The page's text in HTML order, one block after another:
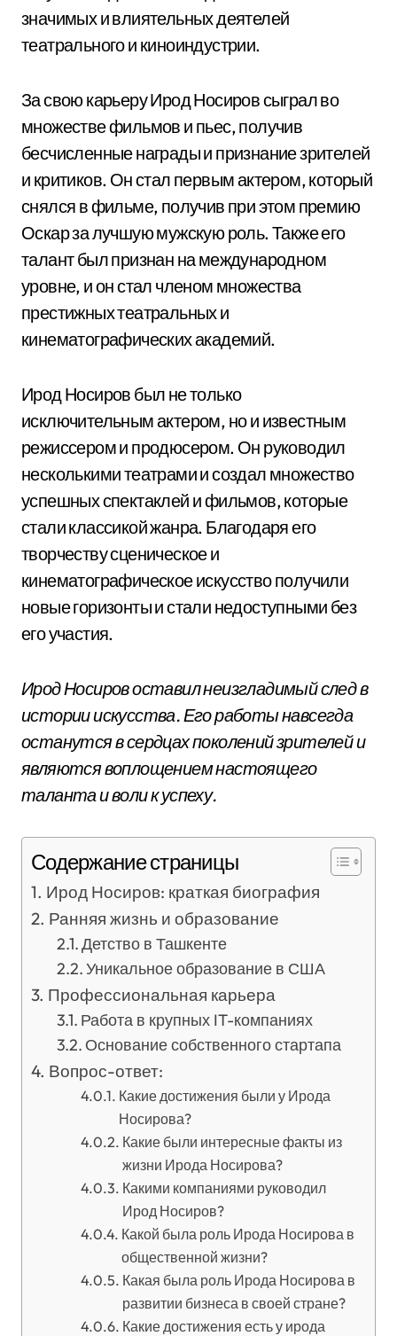
значимых и влиятельных деятелей
театрального и киноиндустрии.
За свою карьеру Ирод Носиров сыграл во
множестве фильмов и пьес, получив
бесчисленные награды и признание зрителей
и критиков. Он стал первым актером, который
снялся в фильме, получив при этом премию
Оскар за лучшую мужскую роль. Также его
талант был признан на международном
уровне, и он стал членом множества
престижных театральных и
кинематографических академий.
Ирод Носиров был не только
исключительным актером, но и известным
режиссером и продюсером. Он руководил
несколькими театрами и создал множество
успешных спектаклей и фильмов, которые
стали классикой жанра. Благодаря его
творчеству сценическое и
кинематографическое искусство получили
новые горизонты и стали недоступными без
его участия.
Ирод Носиров оставил неизгладимый след в
истории искусства. Его работы навсегда
останутся в сердцах поколений зрителей и
являются воплощением настоящего
таланта и воли к успеху.
Содержание страницы
Ирод Носиров: краткая биография
Ранняя жизнь и образование
Детство в Ташкенте
Уникальное образование в США
Профессиональная карьера
Работа в крупных IT-компаниях
Основание собственного стартапа
Вопрос-ответ:
Какие достижения были у Ирода
Носирова?
Какие были интересные факты из
жизни Ирода Носирова?
Какими компаниями руководил
Ирод Носиров?
Какой была роль Ирода Носирова в
общественной жизни?
Какая была роль Ирода Носирова в
развитии бизнеса в своей стране?
Какие достижения есть у ирода